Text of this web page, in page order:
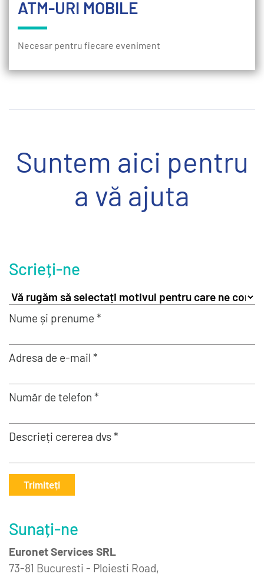
ATM-URI MOBILE
Necesar pentru fiecare eveniment
Suntem aici pentru
a vă ajuta
Scrieți-ne
Nume și prenume *
Adresa de e-mail *
Număr de telefon *
Descrieți cererea dvs *
Trimiteți
Sunați-ne
Euronet Services SRL
73-81 Bucuresti - Ploiesti Road,